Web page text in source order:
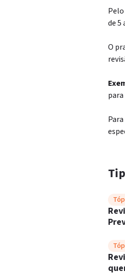
de 5
O